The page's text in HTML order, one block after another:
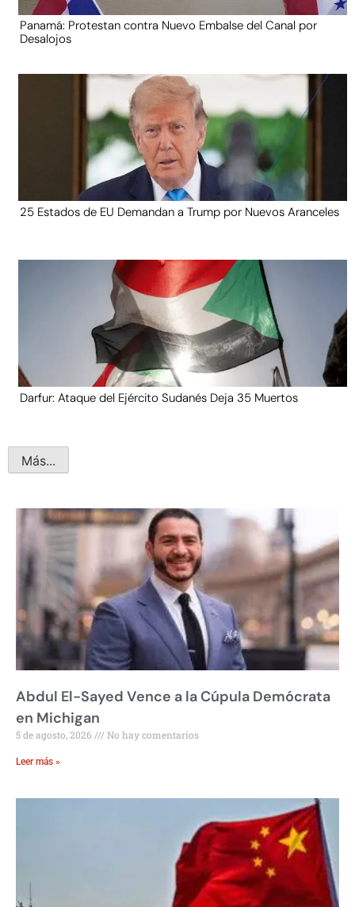
Panamá: Protestan contra Nuevo Embalse del Canal por
Desalojos
25 Estados de EU Demandan a Trump por Nuevos Aranceles
Darfur: Ataque del Ejército Sudanés Deja 35 Muertos
Más...
Abdul El-Sayed Vence a la Cúpula Demócrata
en Michigan
5 de agosto, 2026 No hay comentarios
Leer más »